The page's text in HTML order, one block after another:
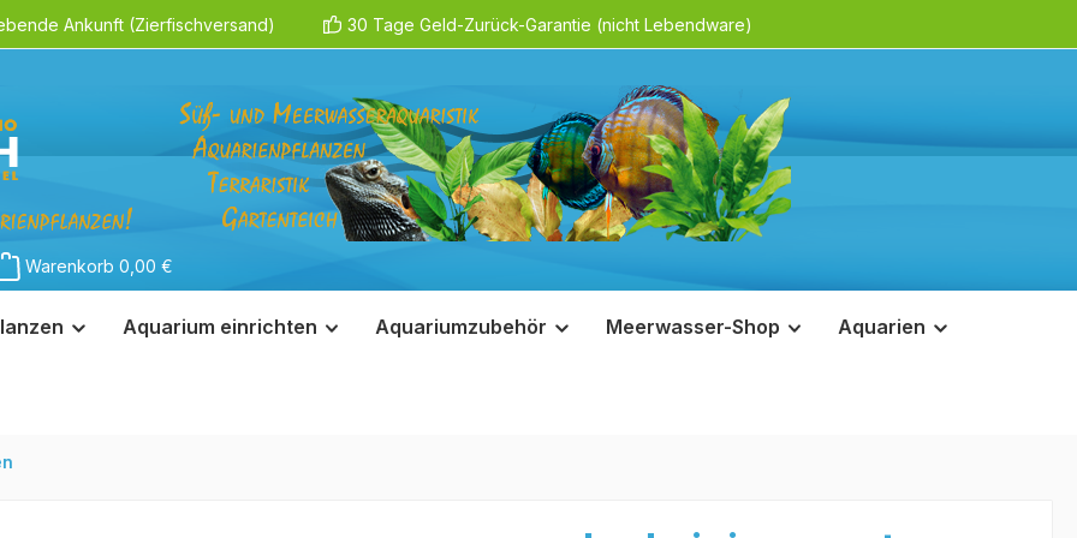
Ankunft (Zierfischversand) 30 Tage Geld-Zurück-Garantie (nicht Lebendware)
Warenkorb 0,00 €
Aquarium einrichten Aquariumzubehör Meerwasser-Shop Aquarien